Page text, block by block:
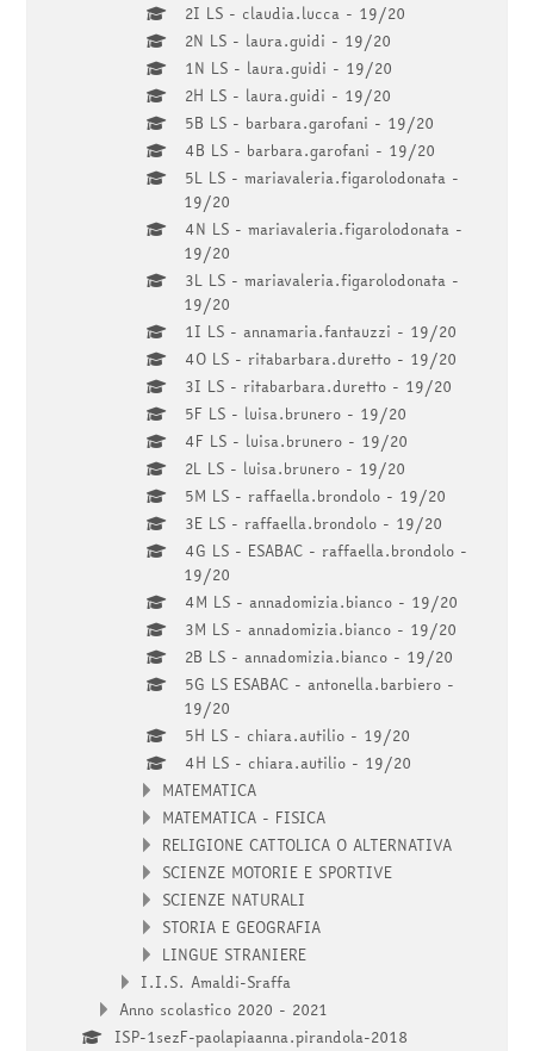
2I LS - claudia.lucca - 19/20
2N LS - laura.guidi - 19/20
1N LS - laura.guidi - 19/20
2H LS - laura.guidi - 19/20
5B LS - barbara.garofani - 19/20
4B LS - barbara.garofani - 19/20
5L LS - mariavaleria.figarolodonata -
19/20
4N LS - mariavaleria.figarolodonata -
19/20
3L LS - mariavaleria.figarolodonata -
19/20
1I LS - annamaria.fantauzzi - 19/20
4O LS - ritabarbara.duretto - 19/20
3I LS - ritabarbara.duretto - 19/20
5F LS - luisa.brunero - 19/20
4F LS - luisa.brunero - 19/20
2L LS - luisa.brunero - 19/20
5M LS - raffaella.brondolo - 19/20
3E LS - raffaella.brondolo - 19/20
4G LS - ESABAC - raffaella.brondolo -
19/20
4M LS - annadomizia.bianco - 19/20
3M LS - annadomizia.bianco - 19/20
2B LS - annadomizia.bianco - 19/20
5G LS ESABAC - antonella.barbiero -
19/20
5H LS - chiara.autilio - 19/20
4H LS - chiara.autilio - 19/20
MATEMATICA
MATEMATICA - FISICA
RELIGIONE CATTOLICA O ALTERNATIVA
SCIENZE MOTORIE E SPORTIVE
SCIENZE NATURALI
STORIA E GEOGRAFIA
LINGUE STRANIERE
I.I.S. Amaldi-Sraffa
Anno scolastico 2020 - 2021
ISP-1sezF-paolapiaanna.pirandola-2018